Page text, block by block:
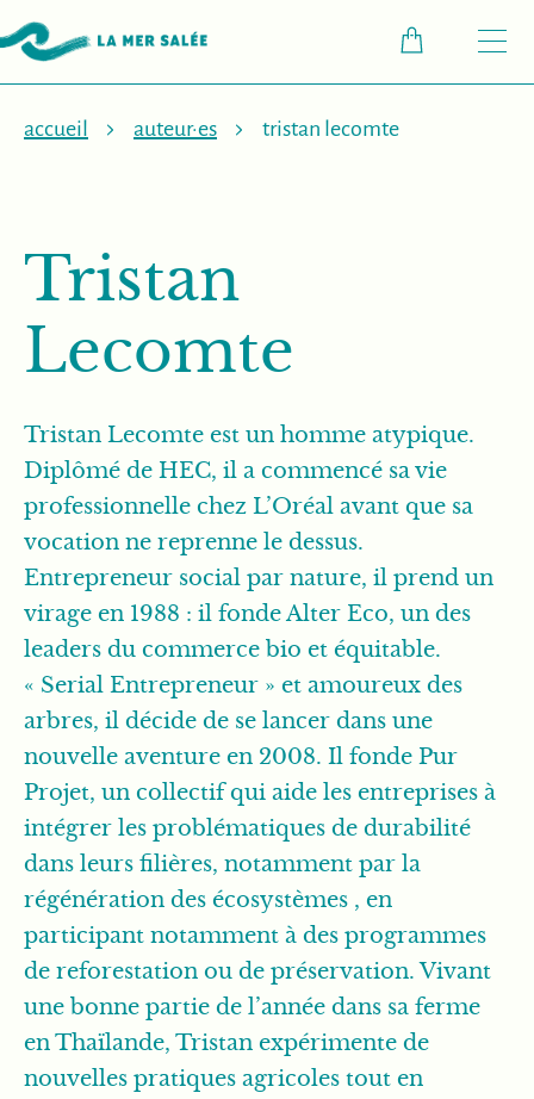
accueil auteur·es tristan lecomte
Tristan
Lecomte
Tristan Lecomte est un homme atypique.
Diplômé de HEC, il a commencé sa vie
professionnelle chez L’Oréal avant que sa
vocation ne reprenne le dessus.
Entrepreneur social par nature, il prend un
virage en 1988 : il fonde Alter Eco, un des
leaders du commerce bio et équitable.
« Serial Entrepreneur » et amoureux des
arbres, il décide de se lancer dans une
nouvelle aventure en 2008. Il fonde Pur
Projet, un collectif qui aide les entreprises à
intégrer les problématiques de durabilité
dans leurs filières, notamment par la
régénération des écosystèmes , en
participant notamment à des programmes
de reforestation ou de préservation. Vivant
une bonne partie de l’année dans sa ferme
en Thaïlande, Tristan expérimente de
nouvelles pratiques agricoles tout en